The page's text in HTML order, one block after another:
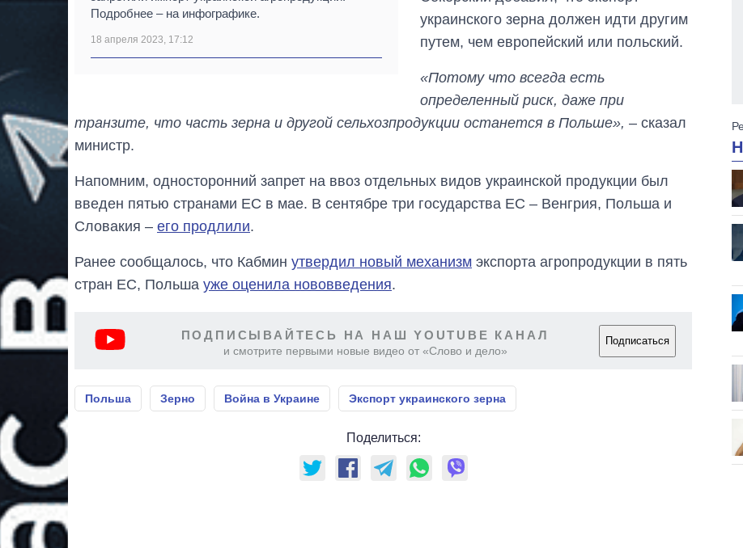
Подробнее – на инфографике.
18 апреля 2023, 17:12
украинского зерна должен идти другим
путем, чем европейский или польский.
«Потому что всегда есть
определенный риск, даже при
транзите, что часть зерна и другой сельхозпродукции останется в Польше», – сказал
министр.
Напомним, односторонний запрет на ввоз отдельных видов украинской продукции был
введен пятью странами ЕС в мае. В сентябре три государства ЕС – Венгрия, Польша и
Словакия – его продлили.
Ранее сообщалось, что Кабмин утвердил новый механизм экспорта агропродукции в пять
стран ЕС, Польша уже оценила нововведения.
ПОДПИСЫВАЙТЕСЬ НА НАШ YOUTUBE КАНАЛ
и смотрите первыми новые видео от «Слово и дело»
Подписаться
Польша Зерно Война в Украине Экспорт украинского зерна
Поделиться:
Сколько
картофеля
выращивали в
время большой
войны